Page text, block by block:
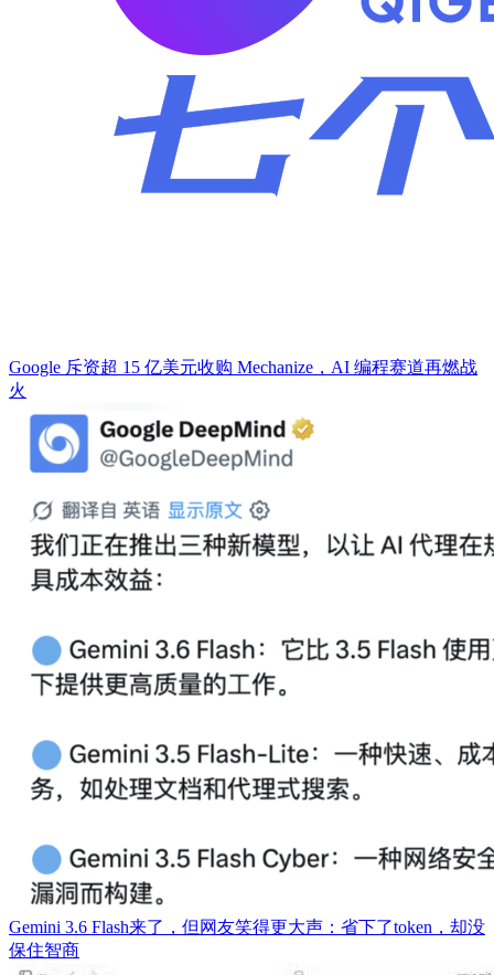
Google 斥资超 15 亿美元收购 Mechanize，AI 编程赛道再燃战
火
Gemini 3.6 Flash来了，但网友笑得更大声：省下了token，却没
保住智商